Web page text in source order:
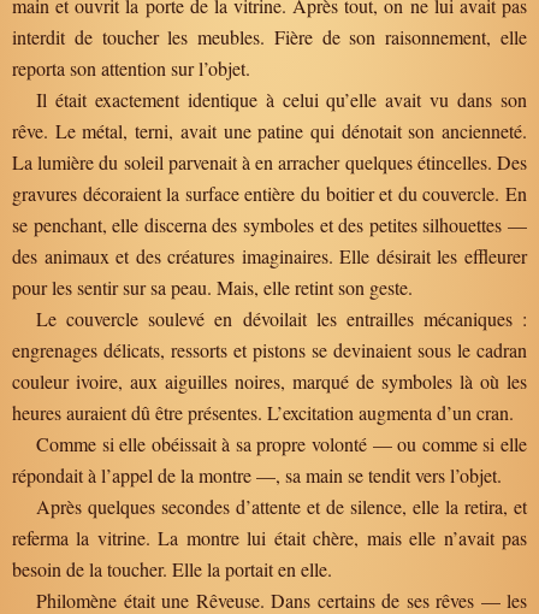
main et ouvrit la porte de la vitrine. Après tout, on ne lui avait pas
interdit de toucher les meubles. Fière de son raisonnement, elle
reporta son attention sur l’objet.
Il était exactement identique à celui qu’elle avait vu dans son
rêve. Le métal, terni, avait une patine qui dénotait son ancienneté.
La lumière du soleil parvenait à en arracher quelques étincelles. Des
gravures décoraient la surface entière du boitier et du couvercle. En
se penchant, elle discerna des symboles et des petites silhouettes —
des animaux et des créatures imaginaires. Elle désirait les effleurer
pour les sentir sur sa peau. Mais, elle retint son geste.
Le couvercle soulevé en dévoilait les entrailles mécaniques :
engrenages délicats, ressorts et pistons se devinaient sous le cadran
couleur ivoire, aux aiguilles noires, marqué de symboles là où les
heures auraient dû être présentes. L’excitation augmenta d’un cran.
Comme si elle obéissait à sa propre volonté — ou comme si elle
répondait à l’appel de la montre —, sa main se tendit vers l’objet.
Après quelques secondes d’attente et de silence, elle la retira, et
referma la vitrine. La montre lui était chère, mais elle n’avait pas
besoin de la toucher. Elle la portait en elle.
Philomène était une Rêveuse. Dans certains de ses rêves — les